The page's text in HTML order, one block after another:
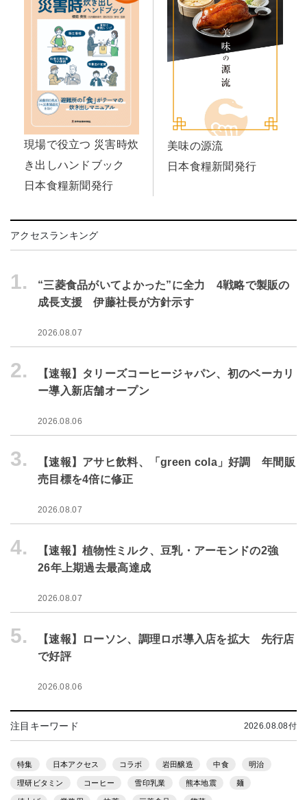
現場で役立つ 災害時炊
き出しハンドブック
日本食糧新聞発行
美味の源流
日本食糧新聞発行
アクセスランキング
1.
“三菱食品がいてよかった”に全力 4戦略で製販の
成長支援 伊藤社長が方針示す
2026.08.07
2.
【速報】タリーズコーヒージャパン、初のベーカリ
ー導入新店舗オープン
2026.08.06
3.
【速報】アサヒ飲料、「green cola」好調 年間販
売目標を4倍に修正
2026.08.07
4.
【速報】植物性ミルク、豆乳・アーモンドの2強
26年上期過去最高達成
2026.08.07
5.
【速報】ローソン、調理ロボ導入店を拡大 先行店
で好評
2026.08.06
注目キーワード 2026.08.08付
特集 日本アクセス コラボ 岩田醸造 中食 明治
理研ビタミン コーヒー 雪印乳業 熊本地震 麺